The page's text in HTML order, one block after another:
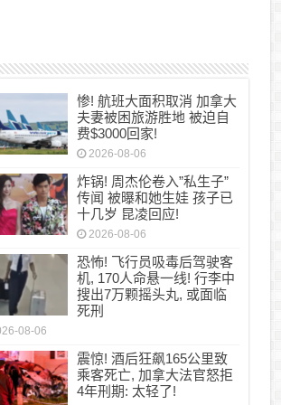
惨! 航班大面积取消 加拿大
夫妻被困旅游胜地 被迫自
费$3000回家!
2026-08-06
炸锅! 周杰伦卷入”私生子”
传闻 被曝和她生娃 孩子已
十几岁 昆凌回应!
2026-08-06
恐怖! 飞行员吸毒后驾驶客
机, 170人命悬一线! 行李中
搜出7万颗摇头丸, 或面临
死刑
08-06
震惊! 酒后狂飙165公里致
乘客死亡, 加拿大法官怒拒
4年刑期: 太轻了!